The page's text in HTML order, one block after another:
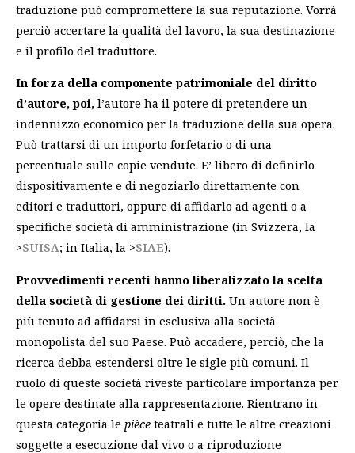
traduzione può compromettere la sua reputazione. Vorrà
perciò accertare la qualità del lavoro, la sua destinazione
e il profilo del traduttore.
In forza della componente patrimoniale del diritto
d’autore, poi, l’autore ha il potere di pretendere un
indennizzo economico per la traduzione della sua opera.
Può trattarsi di un importo forfetario o di una
percentuale sulle copie vendute. E’ libero di definirlo
dispositivamente e di negoziarlo direttamente con
editori e traduttori, oppure di affidarlo ad agenti o a
specifiche società di amministrazione (in Svizzera, la
>SUISA; in Italia, la >SIAE).
Provvedimenti recenti hanno liberalizzato la scelta
della società di gestione dei diritti. Un autore non è
più tenuto ad affidarsi in esclusiva alla società
monopolista del suo Paese. Può accadere, perciò, che la
ricerca debba estendersi oltre le sigle più comuni. Il
ruolo di queste società riveste particolare importanza per
le opere destinate alla rappresentazione. Rientrano in
questa categoria le pièce teatrali e tutte le altre creazioni
soggette a esecuzione dal vivo o a riproduzione